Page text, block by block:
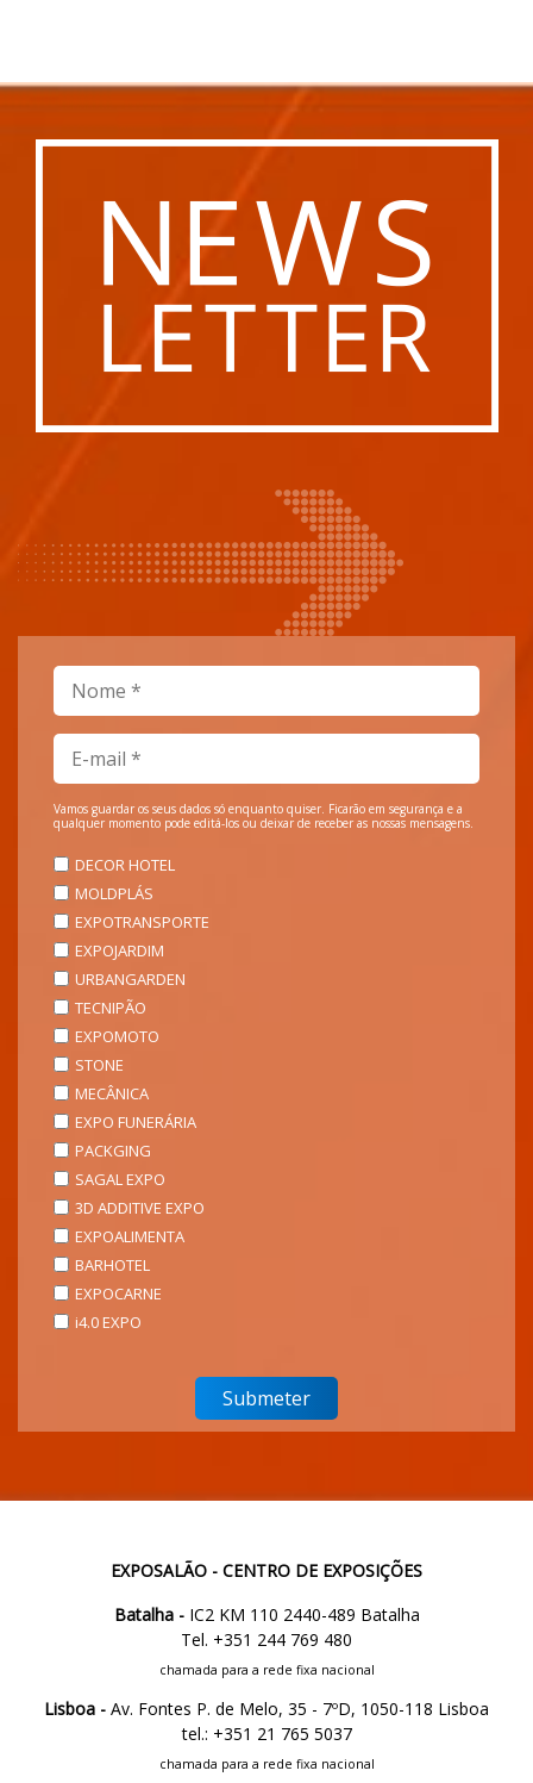
Vamos guardar os seus dados só enquanto quiser. Ficarão em segurança e a
qualquer momento pode editá-los ou deixar de receber as nossas mensagens.
DECOR HOTEL
MOLDPLÁS
EXPOTRANSPORTE
EXPOJARDIM
URBANGARDEN
TECNIPÃO
EXPOMOTO
STONE
MECÂNICA
EXPO FUNERÁRIA
PACKGING
SAGAL EXPO
3D ADDITIVE EXPO
EXPOALIMENTA
BARHOTEL
EXPOCARNE
i4.0 EXPO
EXPOSALÃO - CENTRO DE EXPOSIÇÕES
Batalha -IC2 KM 110 2440-489 Batalha
Tel. +351 244 769 480
chamada para a rede fixa nacional
Lisboa - Av. Fontes P. de Melo, 35 - 7ºD, 1050-118 Lisboa
tel.: +351 21 765 5037
chamada para a rede fixa nacional